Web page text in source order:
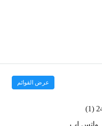
عرض القوائم
واتس اب